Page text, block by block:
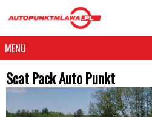
MENU
Scat Pack Auto Punkt